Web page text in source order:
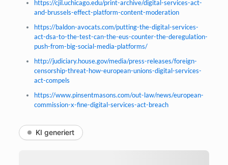
https://cjil.uchicago.edu/print-archive/digital-services-act-
and-brussels-effect-platform-content-moderation
https://baldon-avocats.com/putting-the-digital-services-
act-dsa-to-the-test-can-the-eus-counter-the-deregulation-
push-from-big-social-media-platforms/
http://judiciary.house.gov/media/press-releases/foreign-
censorship-threat-how-european-unions-digital-services-
act-compels
https://www.pinsentmasons.com/out-law/news/european-
commission-x-fine-digital-services-act-breach
KI generiert